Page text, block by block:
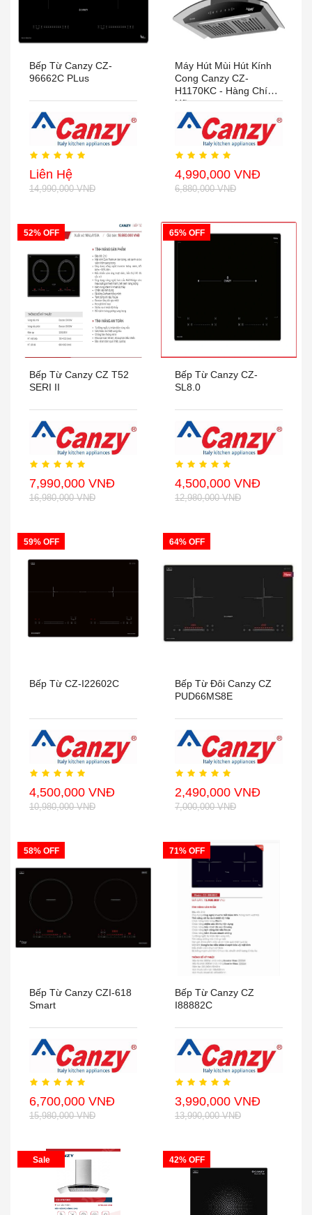
Bếp Từ Canzy CZ-
96662C PLus
Liên Hệ
14,990,000 VNĐ
Máy Hút Mùi Hút Kính
Cong Canzy CZ-
H1170KC - Hàng Chính
Hãng
4,990,000 VNĐ
6,880,000 VNĐ
52% OFF
Bếp Từ Canzy CZ T52
SERI II
7,990,000 VNĐ
16,980,000 VNĐ
65% OFF
Bếp Từ Canzy CZ-
SL8.0
4,500,000 VNĐ
12,980,000 VNĐ
59% OFF
Bếp Từ CZ-I22602C
4,500,000 VNĐ
10,980,000 VNĐ
64% OFF
Bếp Từ Đôi Canzy CZ
PUD66MS8E
2,490,000 VNĐ
7,000,000 VNĐ
58% OFF
Bếp Từ Canzy CZI-618
Smart
6,700,000 VNĐ
15,980,000 VNĐ
71% OFF
Bếp Từ Canzy CZ
I88882C
3,990,000 VNĐ
13,990,000 VNĐ
Sale 42% OFF